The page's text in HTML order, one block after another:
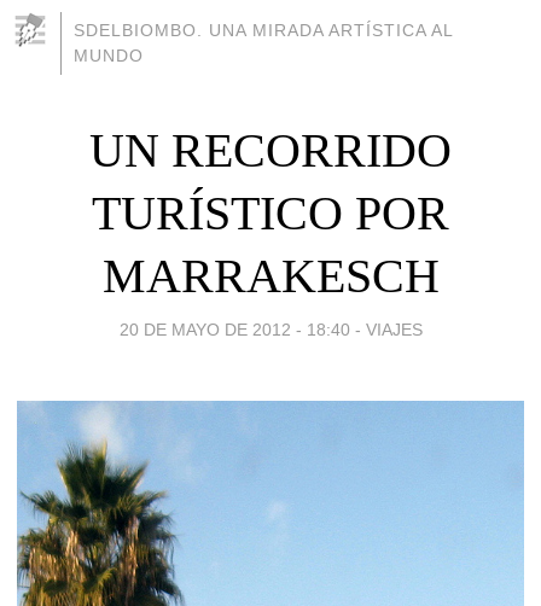
SDELBIOMBO. UNA MIRADA ARTÍSTICA AL
MUNDO
UN RECORRIDO
TURÍSTICO POR
MARRAKESCH
20 DE MAYO DE 2012 - 18:40 - VIAJES